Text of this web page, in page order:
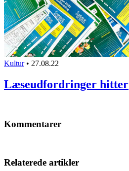
Kultur • 27.08.22
Læseudfordringer hitter
Kommentarer
Relaterede artikler